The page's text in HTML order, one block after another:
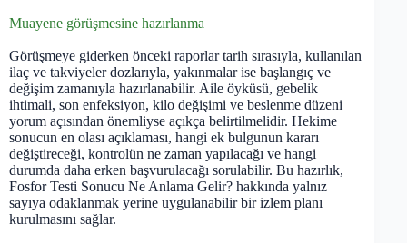
Muayene görüşmesine hazırlanma
Görüşmeye giderken önceki raporlar tarih sırasıyla, kullanılan
ilaç ve takviyeler dozlarıyla, yakınmalar ise başlangıç ve
değişim zamanıyla hazırlanabilir. Aile öyküsü, gebelik
ihtimali, son enfeksiyon, kilo değişimi ve beslenme düzeni
yorum açısından önemliyse açıkça belirtilmelidir. Hekime
sonucun en olası açıklaması, hangi ek bulgunun kararı
değiştireceği, kontrolün ne zaman yapılacağı ve hangi
durumda daha erken başvurulacağı sorulabilir. Bu hazırlık,
Fosfor Testi Sonucu Ne Anlama Gelir? hakkında yalnız
sayıya odaklanmak yerine uygulanabilir bir izlem planı
kurulmasını sağlar.